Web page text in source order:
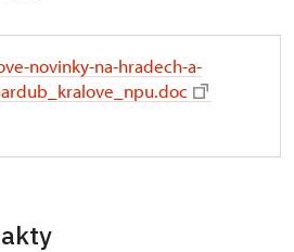
novinky-na-hradech-a-